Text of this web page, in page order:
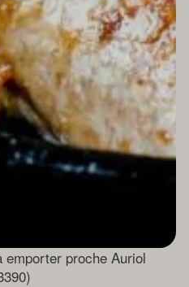
proche Auriol